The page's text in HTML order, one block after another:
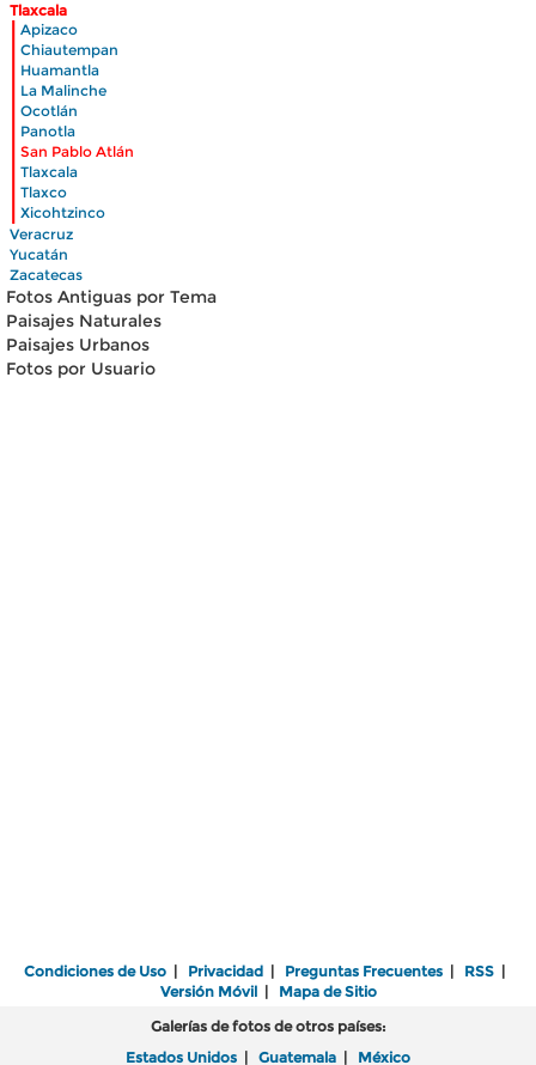
Tlaxcala
| Apizaco
Chiautempan
Huamantla
La Malinche
Ocotlán
Panotla
San Pablo Atlán
Tlaxcala
Tlaxco
Xicohtzinco
Veracruz
Yucatán
Zacatecas
Fotos Antiguas por Tema
Paisajes Naturales
Paisajes Urbanos
Fotos por Usuario
Condiciones de Uso Privacidad Preguntas Frecuentes RSS
Versión Móvil| Mapa de Sitio
Galerías de fotos de otros países:
Estados Unidos
Guatemala México